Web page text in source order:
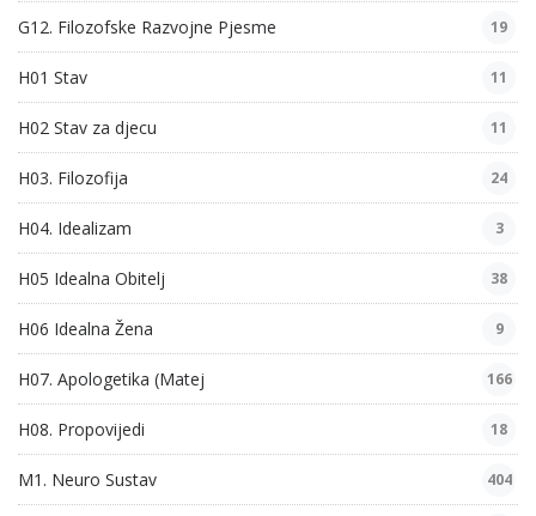
G12. Filozofske Razvojne Pjesme 19
H01 Stav 11
H02 Stav za djecu 11
H03. Filozofija 24
H04. Idealizam 3
H05 Idealna Obitelj 38
H06 Idealna Žena 9
H07. Apologetika (Matej 166
H08. Propovijedi 18
M1. Neuro Sustav 404